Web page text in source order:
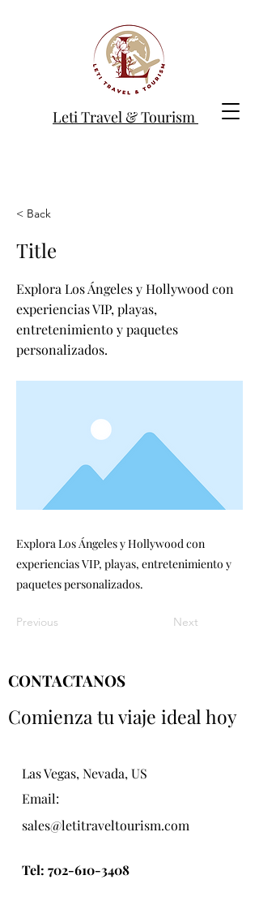
Leti Travel & Tourism
< Back
Title
Explora Los Ángeles y Hollywood con
experiencias VIP, playas,
entretenimiento y paquetes
personalizados.
Explora Los Ángeles y Hollywood con
experiencias VIP, playas, entretenimiento y
paquetes personalizados.
Previous Next
CONTACTANOS
Comienza tu viaje ideal hoy
Las Vegas, Nevada, US
Email:
sales@letitraveltourism.com
Tel: 702-610-3408